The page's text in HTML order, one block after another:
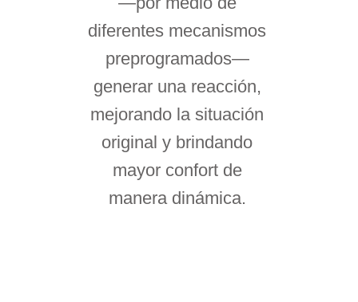
diferentes mecanismos
preprogramados—
generar una reacción,
mejorando la situación
original y brindando
mayor confort de
manera dinámica.